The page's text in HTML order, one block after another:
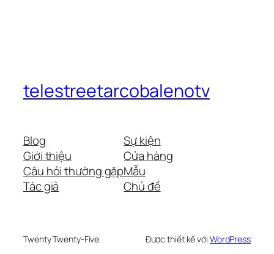
telestreetarcobalenotv
Blog
Giới thiệu
Câu hỏi thường gặp
Tác giả
Sự kiện
Cửa hàng
Mẫu
Chủ đề
Twenty Twenty-Five Được thiết kế với WordPress